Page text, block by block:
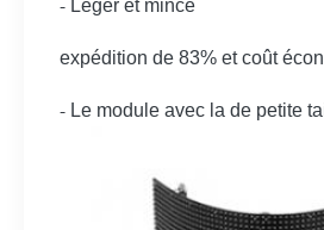
Léger et mince
expédition de 83% et coût
- Le module avec la de petite